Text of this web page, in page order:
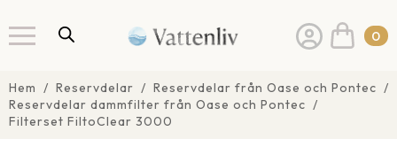
0
Hem Reservdelar
Reservdelar från Oase och Pontec
Reservdelar dammfilter från Oase och Pontec
Filterset FiltoClear 3000